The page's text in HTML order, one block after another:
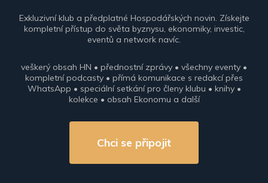
Exkluzivní klub a předplatné Hospodářských novin. Získejte
kompletní přístup do světa byznysu, ekonomiky, investic,
eventů a network navíc.
veškerý obsah HN • přednostní zprávy • všechny eventy •
kompletní podcasty • přímá komunikace s redakcí přes
WhatsApp • speciální setkání pro členy klubu • knihy •
kolekce • obsah Ekonomu a další
Chci se připojit